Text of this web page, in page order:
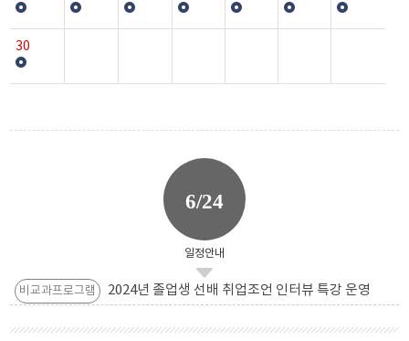
30
6/24
일정안내
비교과프로그램 2024년 졸업생 선배 취업조언 인터뷰 특강 운영